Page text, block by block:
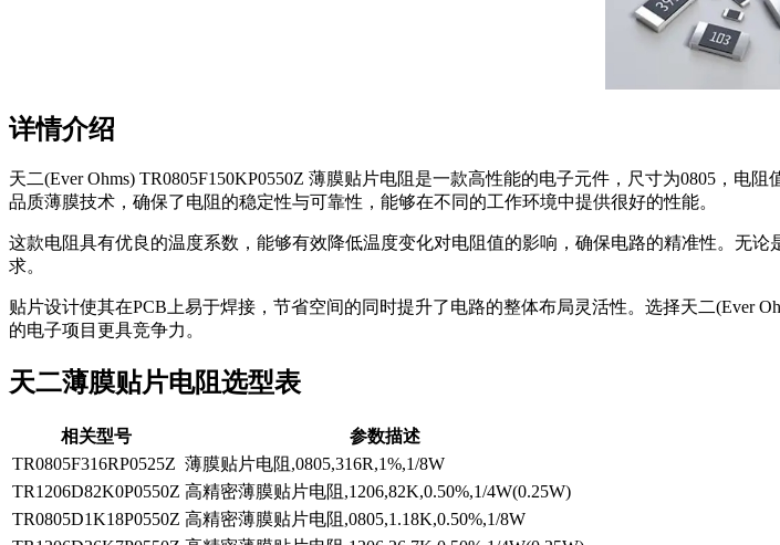
详情介绍
天二(Ever Ohms) TR0805F150KP0550Z 薄膜贴片电阻是一款高性能的电子元件，尺寸为0805，
品质薄膜技术，确保了电阻的稳定性与可靠性，能够在不同的工作环境中提供很好的性能。
这款电阻具有优良的温度系数，能够有效降低温度变化对电阻值的影响，确保电路的精准性。无
求。
贴片设计使其在PCB上易于焊接，节省空间的同时提升了电路的整体布局灵活性。选择天二(Ever
的电子项目更具竞争力。
天二薄膜贴片电阻选型表
相关型号
参数描述
TR0805F316RP0525Z 薄膜贴片电阻,0805,316R,1%,1/8W
TR1206D82K0P0550Z 高精密薄膜贴片电阻,1206,82K,0.50%,1/4W(0.25W)
TR0805D1K18P0550Z 高精密薄膜贴片电阻,0805,1.18K,0.50%,1/8W